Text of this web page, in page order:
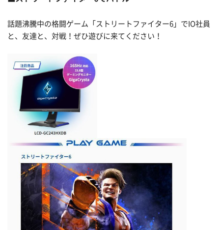
話題沸騰中の格闘ゲーム「ストリートファイター6」でIO社員
と、友達と、対戦！ぜひ遊びに来てください！